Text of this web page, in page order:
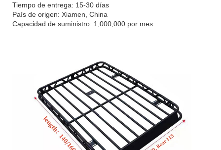
Tiempo de entrega: 15-30 días
País de origen: Xiamen, China
Capacidad de suministro: 1,000,000 por mes